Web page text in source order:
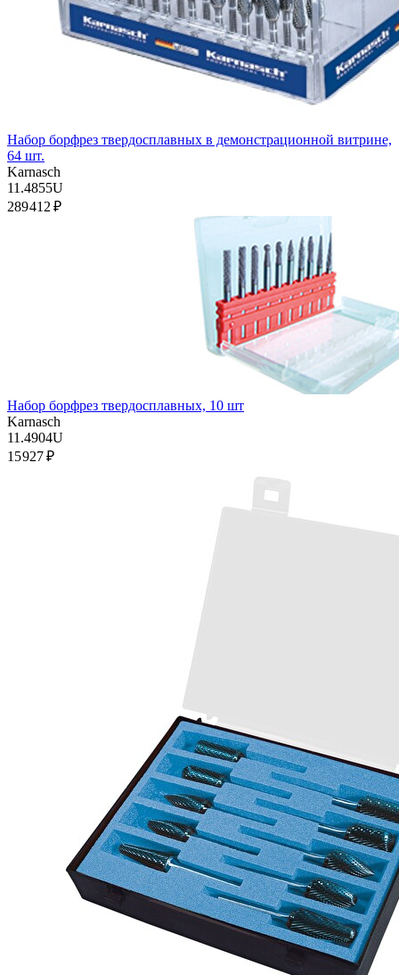
Набор борфрез твердосплавных в демонстрационной витрине,
64 шт.
Karnasch
11.4855U
289 412 ₽
Набор борфрез твердосплавных, 10 шт
Karnasch
11.4904U
15 927 ₽